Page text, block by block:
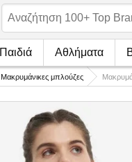
Παιδιά Αθλήματα
Μακρυμάνικες μπλούζες